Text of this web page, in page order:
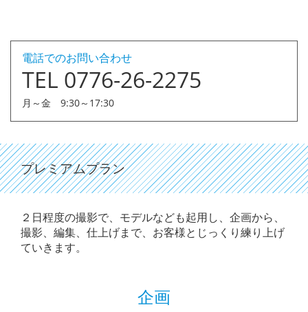
電話でのお問い合わせ
TEL 0776-26-2275
月～金 9:30～17:30
プレミアムプラン
２日程度の撮影で、モデルなども起用し、企画から、
撮影、編集、仕上げまで、お客様とじっくり練り上げ
ていきます。
企画